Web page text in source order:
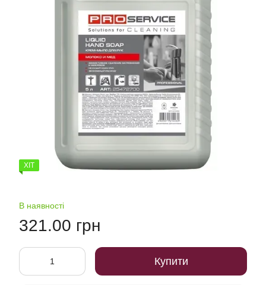
ХІТ
В наявності
321.00 грн
Купити